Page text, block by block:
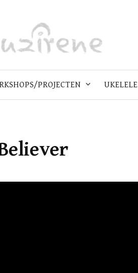
PROJECTEN UKELELE